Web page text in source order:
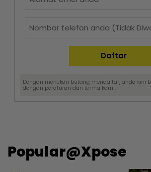
Dengan menekan butang mendaftar, anda kini
dengan peraturan dan terma kami.
Popular@Xpose